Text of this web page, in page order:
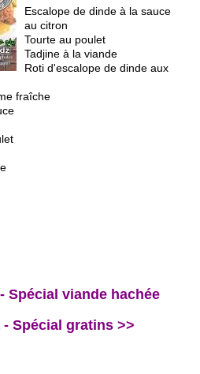
Escalope de dinde à la sauce
au citron
Tourte au poulet
Tadjine à la viande
Roti d'escalope de dinde aux
fraîche
Spécial viande hachée
Spécial gratins >>